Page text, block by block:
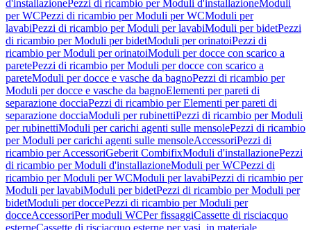
d'installazionePezzi di ricambio per Moduli d'installazioneModuli
per WCPezzi di ricambio per Moduli per WCModuli per
lavabiPezzi di ricambio per Moduli per lavabiModuli per bidetPezzi
di ricambio per Moduli per bidetModuli per orinatoiPezzi di
ricambio per Moduli per orinatoiModuli per docce con scarico a
paretePezzi di ricambio per Moduli per docce con scarico a
pareteModuli per docce e vasche da bagnoPezzi di ricambio per
Moduli per docce e vasche da bagnoElementi per pareti di
separazione docciaPezzi di ricambio per Elementi per pareti di
separazione docciaModuli per rubinettiPezzi di ricambio per Moduli
per rubinettiModuli per carichi agenti sulle mensolePezzi di ricambio
per Moduli per carichi agenti sulle mensoleAccessoriPezzi di
ricambio per AccessoriGeberit CombifixModuli d'installazionePezzi
di ricambio per Moduli d'installazioneModuli per WCPezzi di
ricambio per Moduli per WCModuli per lavabiPezzi di ricambio per
Moduli per lavabiModuli per bidetPezzi di ricambio per Moduli per
bidetModuli per doccePezzi di ricambio per Moduli per
docceAccessoriPer moduli WCPer fissaggiCassette di risciacquo
esterneCassette di risciacquo esterne per vasi, in materiale